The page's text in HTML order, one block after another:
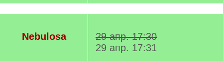
Nebulosa
29 апр. 17:30
29 апр. 17:31